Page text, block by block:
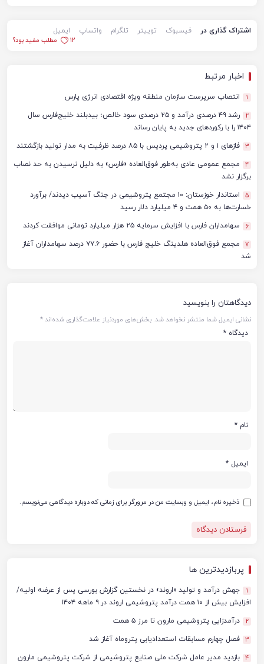
اشتراک گذاری در فیسبوک توییتر تلگرام واتساپ
ایمیل
12
مطلب مفید بود؟
اخبار مرتبط
1 انتصاب سرپرست سازمان منطقه ویژه اقتصادی انرژی پارس
2
رشد ۴۹ درصدی درآمد و ۲۵ درصدی سود خالص؛ بیدبلند خلیج‌فارس سال
۱۴۰۴ را با رکوردهای جدید به پایان رساند
3 فازهای ۱ و ۲ پتروشیمی پردیس با ۸۵ درصد ظرفیت به مدار تولید بازگشتند
4
مجمع عمومی عادی به‌طور فوق‌العاده «فارس» به دلیل نرسیدن به حد نصاب
برگزار نشد
5
استاندار خوزستان: ۱۰ مجتمع پتروشیمی در جنگ آسیب دیدند/ برآورد
خسارت‌ها به ۵۰ همت و ۴ میلیارد دلار رسید
6 سهامداران فارس با افزایش سرمایه ۲۵ هزار میلیارد تومانی موافقت کردند
7
مجمع فوق‌العاده هلدینگ خلیج فارس با حضور ۷۷.۶ درصد سهامداران آغاز
شد
دیدگاهتان را بنویسید
نشانی ایمیل شما منتشر نخواهد شد. بخش‌های موردنیاز علامت‌گذاری شده‌اند*
دیدگاه *
نام *
ایمیل *
ذخیره نام، ایمیل و وبسایت من در مرورگر برای زمانی که دوباره دیدگاهی می‌نویسم.
پربازدیدترین ها
1
جهش درآمد و تولید «اروند» در نخستین گزارش بورسی پس از عرضه اولیه/
افزایش بیش از ۱۰ همت درآمد پتروشیمی اروند در ۹ ماهه ۱۴۰۴
2 درآمدزایی پتروشیمی مارون تا مرز ۵ همت
3 فصل چهارم مسابقات استعدادیابی پتروماه آغاز شد
4 بازدید مدیر عامل شرکت ملی صنایع پتروشیمی از شرکت پتروشیمی مارون